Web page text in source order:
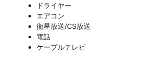
ドライヤー
エアコン
衛星放送/CS放送
電話
ケーブルテレビ